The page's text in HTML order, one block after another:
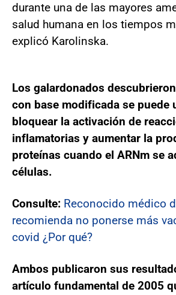
durante una de las mayores
salud humana en los tiempos
explicó Karolinska.
Los galardonados
con base modificada se puede
bloquear la activación de
inflamatorias y aumentar la
proteínas cuando el ARNm se
células.
Consulte: Reconocido médico
recomienda no ponerse más
covid ¿Por qué?
Ambos publicaron sus
artículo fundamental de 2005